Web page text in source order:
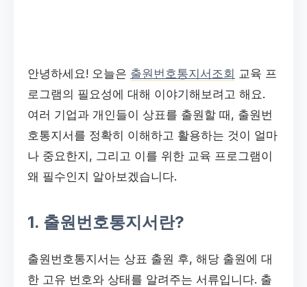
안녕하세요! 오늘은 출원번호통지서조회 교육 프
로그램의 필요성에 대해 이야기해보려고 해요.
여러 기업과 개인들이 상표를 출원할 때, 출원번
호통지서를 정확히 이해하고 활용하는 것이 얼마
나 중요한지, 그리고 이를 위한 교육 프로그램이
왜 필수인지 알아보겠습니다.
1. 출원번호통지서란?
출원번호통지서는 상표 출원 후, 해당 출원에 대
한 고유 번호와 상태를 알려주는 서류입니다. 출